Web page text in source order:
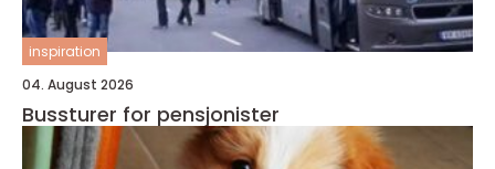
inspiration
04. August 2026
Bussturer for pensjonister